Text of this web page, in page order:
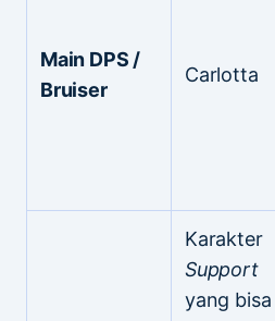
Main DPS /
Bruiser
Carlotta
Karakter
Support
yang bisa